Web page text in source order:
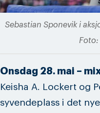
Sebastian Sponevik i
Foto:
Onsdag 28. mai –
Keisha A. Lockert og
syvendeplass i det